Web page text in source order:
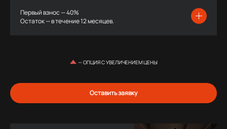
Первый взнос — 40%
Остаток — в течение 12 месяцев.
— ОПЦИЯ С УВЕЛИЧЕНИЕМ ЦЕНЫ
Оставить заявку